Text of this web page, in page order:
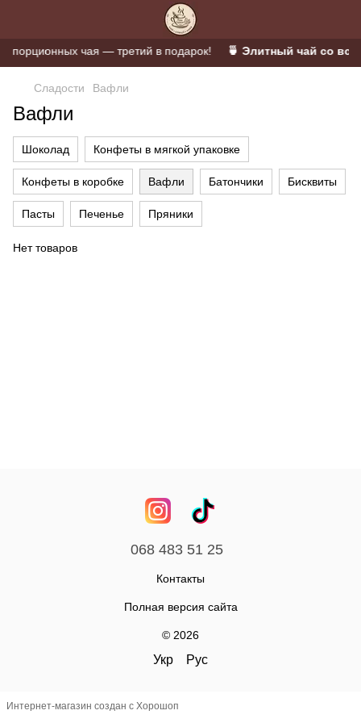
чая — третий в подарок! 🍵 Элитный чай со
Сладости Вафли
Вафли
Шоколад Конфеты в мягкой упаковке
Конфеты в коробке Вафли Батончики Бисквиты
Пасты Печенье Пряники
Нет товаров
068 483 51 25
Контакты
Полная версия сайта
© 2026
Укр Рус
Интернет-магазин создан с Хорошоп